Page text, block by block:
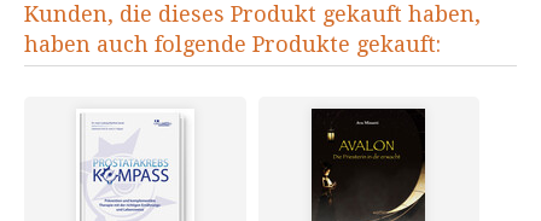
Kunden, die dieses Produkt gekauft haben,
haben auch folgende Produkte gekauft: